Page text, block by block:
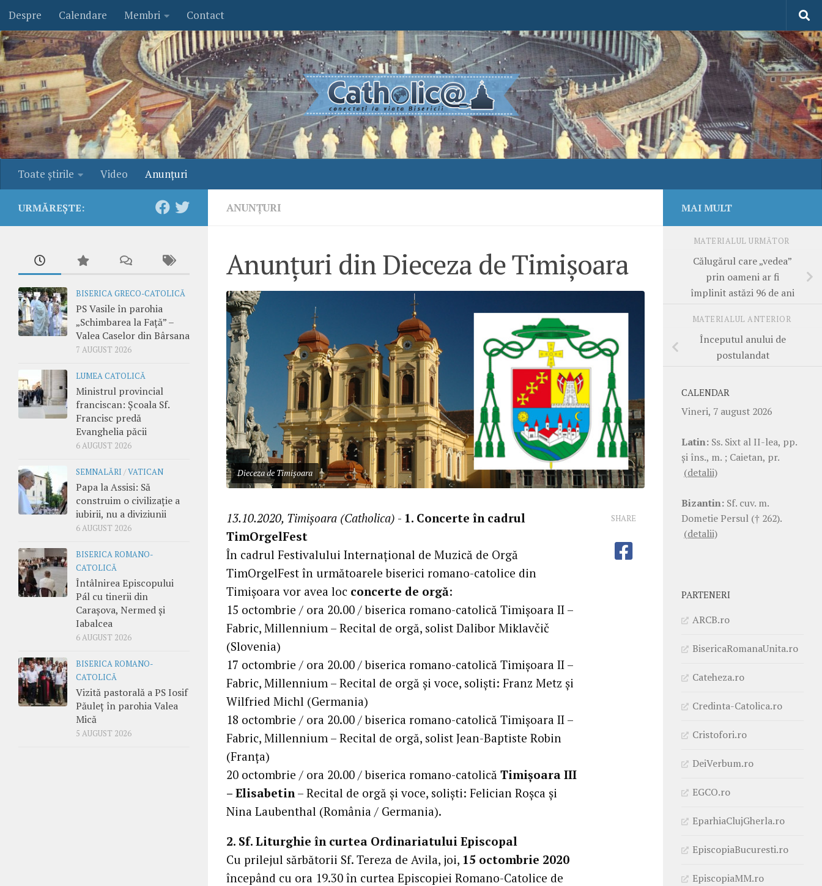
Skip to content
Despre Calendare Membri Contact
Toate ştirile Video Anunţuri
ANUNŢURI
Anunțuri din Dieceza de Timișoara
Dieceza de Timișoara
13.10.2020, Timișoara (Catholica) - 1. Concerte în cadrul
TimOrgelFest
În cadrul Festivalului Internațional de Muzică de Orgă
TimOrgelFest în următoarele biserici romano-catolice din
Timișoara vor avea loc concerte de orgă:
15 octombrie / ora 20.00 / biserica romano-catolică Timișoara II –
Fabric, Millennium – Recital de orgă, solist Dalibor Miklavčič
(Slovenia)
17 octombrie / ora 20.00 / biserica romano-catolică Timișoara II –
Fabric, Millennium – Recital de orgă și voce, soliști: Franz Metz și
Wilfried Michl (Germania)
18 octombrie / ora 20.00 / biserica romano-catolică Timișoara II –
Fabric, Millennium – Recital de orgă, solist Jean-Baptiste Robin
(Franța)
20 octombrie / ora 20.00 / biserica romano-catolică Timișoara III
– Elisabetin – Recital de orgă și voce, soliști: Felician Roșca și
Nina Laubenthal (România / Germania).
2. Sf. Liturghie în curtea Ordinariatului Episcopal
Cu prilejul sărbătorii Sf. Tereza de Avila, joi, 15 octombrie 2020
începând cu ora 19.30 în curtea Episcopiei Romano-Catolice de
SHARE
URMĂREȘTE:
BISERICA GRECO-CATOLICĂ
PS Vasile în parohia
„Schimbarea la Față” –
Valea Caselor din Bârsana
7 AUGUST 2026
LUMEA CATOLICĂ
Ministrul provincial
franciscan: Școala Sf.
Francisc predă
Evanghelia păcii
6 AUGUST 2026
SEMNALĂRI /VATICAN
Papa la Assisi: Să
construim o civilizație a
iubirii, nu a diviziunii
6 AUGUST 2026
BISERICA ROMANO-
CATOLICĂ
Întâlnirea Episcopului
Pál cu tinerii din
Carașova, Nermed și
Iabalcea
6 AUGUST 2026
BISERICA ROMANO-
CATOLICĂ
Vizită pastorală a PS Iosif
Păuleț în parohia Valea
Mică
5 AUGUST 2026
MAI MULT
MATERIALUL URMĂTOR
Călugărul care „vedea”
prin oameni ar fi
împlinit astăzi 96 de ani
MATERIALUL ANTERIOR
Începutul anului de
postulandat
CALENDAR
Vineri, 7 august 2026
Latin: Ss. Sixt al II-lea, pp.
şi îns., m. ; Caietan, pr.
(detalii)
Bizantin: Sf. cuv. m.
Dometie Persul († 262).
(detalii)
PARTENERI
ARCB.ro
BisericaRomanaUnita.ro
Cateheza.ro
Credinta-Catolica.ro
Cristofori.ro
DeiVerbum.ro
EGCO.ro
EparhiaClujGherla.ro
EpiscopiaBucuresti.ro
EpiscopiaMM.ro